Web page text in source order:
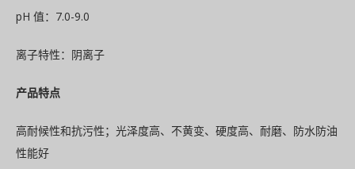
pH 值：7.0-9.0
离子特性：阴离子
产品特点
高耐候性和抗污性；光泽度高、不黄变、硬度高、耐磨、防水防油
性能好